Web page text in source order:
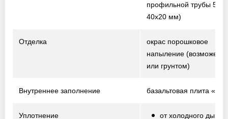
профильной трубы
40х20 мм)
Отделка
окрас порошковое
напыление (возможен
или грунтом)
Внутреннее заполнение базальтовая плита
Уплотнение
от холодного дыма